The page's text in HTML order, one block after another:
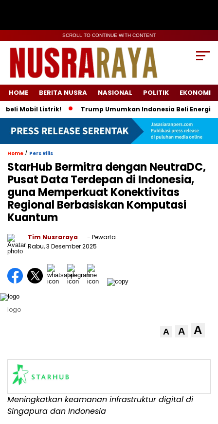
SCROLL TO CONTINUE WITH CONTENT
HOME BERITA NUSRA NASIONAL POLITIK EKONOMI
Listrik! Trump Umumkan Indonesia Beli Energi & 50
Home / Pers Rilis
StarHub Bermitra dengan NeutraDC,
Pusat Data Terdepan di Indonesia,
guna Memperkuat Konektivitas
Regional Berbasiskan Komputasi
Kuantum
Tim Nusraraya
- Pewarta
Rabu, 3 Desember 2025
logo
A A A
Meningkatkan keamanan infrastruktur digital di
Singapura dan Indonesia